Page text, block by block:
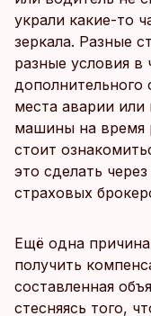
украли какие-то
зеркала. Разные
разные условия в
места аварии или
машины на время
стоит
это сделать
страховых
Ещё одна
получить
составленная
стесняясь того,